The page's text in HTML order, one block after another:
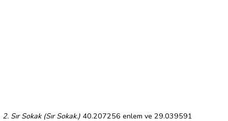
2. Sır Sokak (Sır Sokak.) 40.207256 enlem ve 29.039591